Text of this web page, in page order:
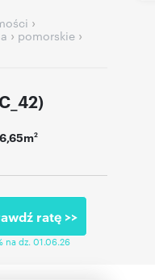
›
› pomorskie ›
2
ratę >>
na dz. 01.06.26